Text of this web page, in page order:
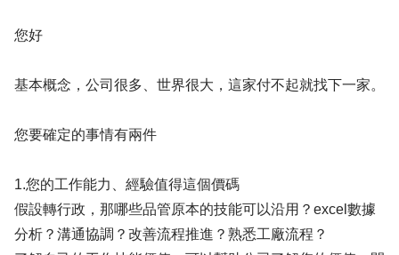
您好
基本概念，公司很多、世界很大，這家付不起就找下一家。
您要確定的事情有兩件
1.您的工作能力、經驗值得這個價碼
假設轉行政，那哪些品管原本的技能可以沿用？excel數據
分析？溝通協調？改善流程推進？熟悉工廠流程？